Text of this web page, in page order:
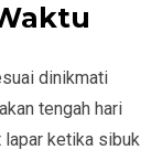
dinikmati
tengah hari
lapar ketika sibuk